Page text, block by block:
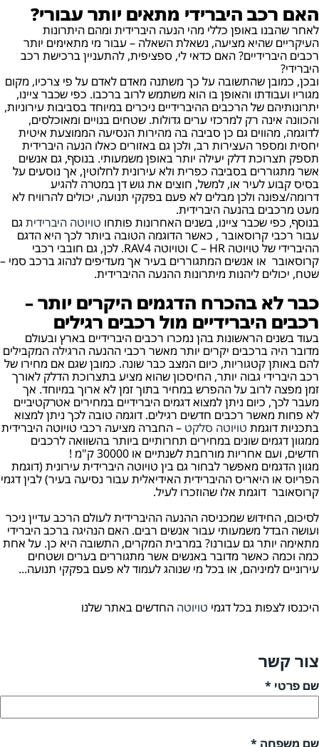
האם רכב היברידי מתאים יותר עבורי?
לאחר שהבנו באופן כללי מהי הנעה היברידית ומהם היתרונות
העיקריים שהיא מציעה, נשאלת השאלה – עבור מי מתאימים יותר
רכבים היברידיים? האם כדאי לי, ספציפית, להתעניין ברכישת רכב
היברידי?
ובכן, כמובן שהתשובה על כך משתנה מאדם לאדם על פי צרכיו, מקום
מגוריו ועבודתו והאופן בו הוא משתמש לרוב ברכבו. כפי שכבר ציינו,
יתרונותיהם של הרכבים ההיברידיים ניכרים במיוחד בסביבות עירוניות,
והכוונה אינה רק למרכזי ערים גדולות. שטחים בנויים ומאוכלסים,
לדוגמה, מהווים גם כן סביבה בה מהירות הנסיעה הממוצעת איטית
יחסית ומספר העצירות רב, ולכן גם באזורים כאלו הנעה היברידית
תספק תצרוכת דלק יעילה יותר באופן משמעותי. בנוסף, גם אנשים
אשר מתגוררים בסביבה כפרית ולא עירונית לחלוטין, אך נוסעים על
בסיס קבוע לעיר או, למשל, חוצים את גוש דן במטרה להגיע
דרומה/צפונה ולכן מבלים לא פעם בפקקי תנועה, יכולים להרוויח לא
מעט מרכבים בהנעה היברידית.
בנוסף, כפי שכבר ציינו, בשנים האחרונות פותחו טויוטה היברידית גם
עבור רכבי קרוסאובר , כאשר הדוגמה הטובה ביותר לכך היא הדגם
ההיברידי של טויוטה C – HR וטויוטה RAV4. לכן, גם חובבי רכבי
קרוסאובר או אנשים המתגוררים בעיר אך מעדיפים לנהוג ברכב סמי –
שטח, יכולים ליהנות מיתרונות ההנעה ההיברידית.
כבר לא בהכרח הדגמים היקרים יותר –
רכבים היברידיים מול רכבים רגילים
בעוד בשנים הראשונות בהן נמכרו רכבים היברידיים בארץ ובעולם
מדובר היה ברכבים יקרים יותר מאשר רכבי ההנעה הרגילה המקבילים
להם באותן קטגוריות, כיום המצב כבר שונה. כמובן שגם אם מחירו של
רכב היברידי גבוה יותר, החיסכון שהוא מציע בתצרוכת הדלק לאורך
זמן מפצה לרוב על ההפרש במחיר בתוך זמן לא ארוך במיוחד. אך
מעבר לכך, כיום ניתן למצוא דגמים היברידיים במחירים אטרקטיביים
לא פחות מאשר רכבים חדשים רגילים. דוגמה טובה לכך ניתן למצוא
בתכניות דוגמת טויוטה סלקט – החברה מציעה רכבי טויוטה היברידית
ממגוון דגמים שונים במחירים תחרותיים ביותר בהשוואה לרכבים
חדשים, ועם אחריות מורחבת לשנתיים או 30000 ק"מ !
מגוון הדגמים מאפשר לבחור גם בין טויוטה היברידית עירונית (דוגמת
הפריוס או היאריס ההיברידית האידיאלית עבור נסיעה בעיר) לבין דגמי
קרוסאובר דוגמת אלו שהוזכרו לעיל.
לסיכום, החידוש שמכניסה ההנעה ההיברידית לעולם הרכב עדיין ניכר
ועושה הבדל משמעותי עבור אנשים רבים. האם הנהיגה ברכב היברידי
מתאימה יותר גם עבורנו? במרבית המקרים, התשובה היא כן. על אחת
כמה וכמה כאשר מדובר באנשים אשר מתגוררים בערים ושטחים
עירוניים למיניהם, או בכל מי שנוהג לעמוד לא פעם בפקקי תנועה...
היכנסו לצפות בכל דגמי טויוטה החדשים באתר שלנו
צור קשר
שם פרטי *
שם משפחה *